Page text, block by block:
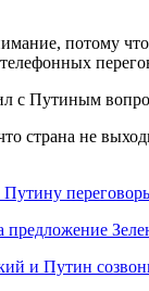
потому что
с Путиным
страна не
предложение
и Путин